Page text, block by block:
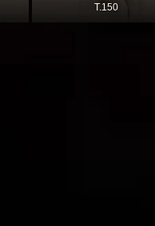
T.150